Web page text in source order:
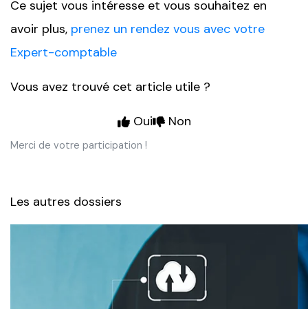
Ce sujet vous intéresse et vous souhaitez en
avoir plus, prenez un rendez vous avec votre
Expert-comptable
Vous avez trouvé cet article utile ?
Oui Non
Merci de votre participation !
Les autres dossiers